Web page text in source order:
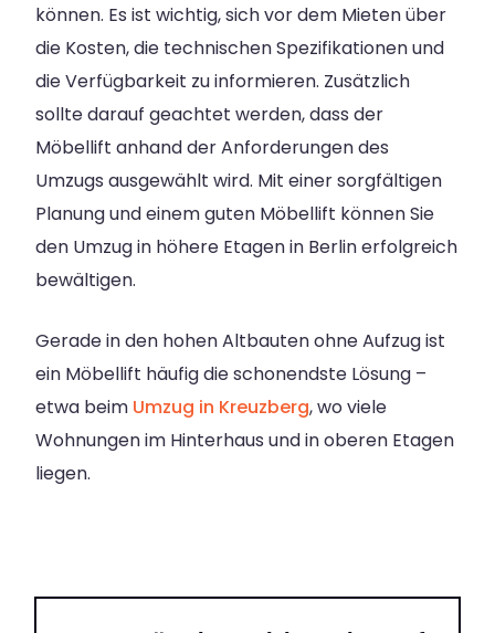
können. Es ist wichtig, sich vor dem Mieten über
die Kosten, die technischen Spezifikationen und
die Verfügbarkeit zu informieren. Zusätzlich
sollte darauf geachtet werden, dass der
Möbellift anhand der Anforderungen des
Umzugs ausgewählt wird. Mit einer sorgfältigen
Planung und einem guten Möbellift können Sie
den Umzug in höhere Etagen in Berlin erfolgreich
bewältigen.
Gerade in den hohen Altbauten ohne Aufzug ist
ein Möbellift häufig die schonendste Lösung –
etwa beim Umzug in Kreuzberg, wo viele
Wohnungen im Hinterhaus und in oberen Etagen
liegen.